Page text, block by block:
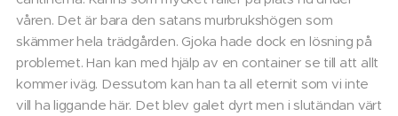
våren. Det är bara den satans murbrukshögen som
skämmer hela trädgården. Gjoka hade dock en lösning på
problemet. Han kan med hjälp av en container se till att allt
kommer iväg. Dessutom kan han ta all eternit som vi inte
vill ha liggande här. Det blev galet dyrt men i slutändan värt